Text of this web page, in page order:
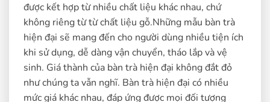
được kết hợp từ nhiều chất liệu khác nhau, chứ
không riêng từ từ chất liệu gỗ.Những mẫu bàn trà
hiện đại sẽ mang đến cho người dùng nhiều tiện ích
khi sử dụng, dễ dàng vận chuyển, tháo lắp và vệ
sinh. Giá thành của bàn trà hiện đại không đắt đỏ
như chúng ta vẫn nghĩ. Bàn trà hiện đại có nhiều
mức giá khác nhau, đáp ứng được mọi đối tượng